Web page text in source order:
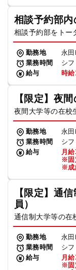
相談予約部内
相談予約部をトー
勤務地
永田
業務時間
シフ
給与
時給
【限定】夜
夜間大学等の在校
勤務地
永田
業務時間
シ
給与
月
※固
※成
【限定】通
員）
通信制大学等の在
勤務地
永田
業務時間
シ
給与
月
※固